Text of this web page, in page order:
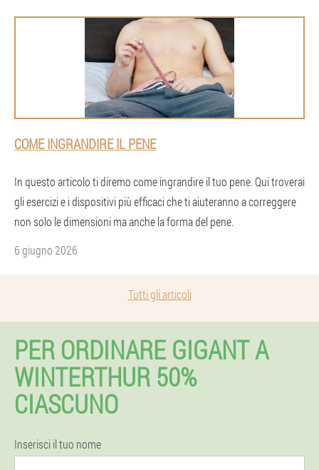
COME INGRANDIRE IL PENE
In questo articolo ti diremo come ingrandire il tuo pene. Qui troverai
gli esercizi e i dispositivi più efficaci che ti aiuteranno a correggere
non solo le dimensioni ma anche la forma del pene.
6 giugno 2026
Tutti gli articoli
PER ORDINARE GIGANT A
WINTERTHUR 50%
CIASCUNO
Inserisci il tuo nome